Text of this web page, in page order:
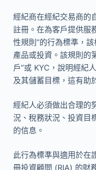
經紀商在經紀交易商的
註冊。在為客戶提供服
性規則”的行為標準，
產品或投資。該規則的
戶”或 KYC，說明經紀
及其儲蓄目標，這有助
經紀人必須做出合理的
況、稅務狀況、投資目
的信息。
此行為標準與適用於在
冊投資顧問 (RIA) 的財